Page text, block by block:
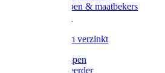
Voerscheppen & maatbekers
Voerbakken verzinkt
Warmtelampen
Staartcoupeerder